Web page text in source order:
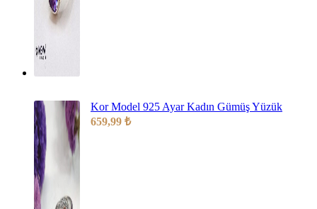
Kor Model 925 Ayar Kadın Gümüş Yüzük
659,99 ₺